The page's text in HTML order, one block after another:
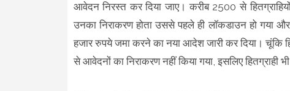
आवेदन निरस्त कर दिया जाए। करीब 2500 से
उनका निराकरण होता उससे पहले ही लॉकडाउन हो गया
हजार रुपये जमा करने का नया आदेश जारी कर दिया। चूंकि
से आवेदनों का निराकरण नहीं किया गया, इसलिए हितग्राही